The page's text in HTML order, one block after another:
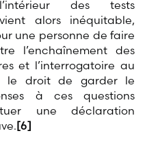
des tests
alors inéquitable,
une personne de faire
l’enchaînement des
et l’interrogatoire au
le droit de garder le
à ces questions
une déclaration
[6]